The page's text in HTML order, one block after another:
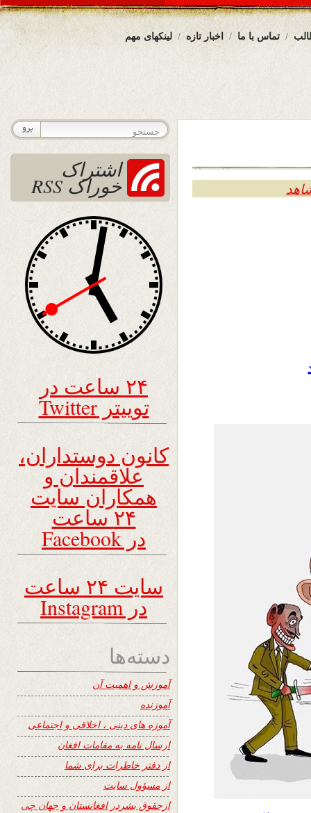
لینکهای مهم اخبار تازه تماس با ما
اشتراک
خوراک RSS
۲۴ ساعت در
توییتر Twitter
کانون دوستداران،
علاقمندان و
همکاران سایت
۲۴ ساعت
در Facebook
سایت ۲۴ ساعت
در Instagram
دسته‌ها
آموزش و اهمیت آن
آموزنده
آموزه های دینی ، اخلاقی و اجتماعی
ارسال نامه به مقامات افغان
از دفتر خاطرات برای شما
از مسؤول سایت
ازحقوق بشردر افغانستان و جهان چی